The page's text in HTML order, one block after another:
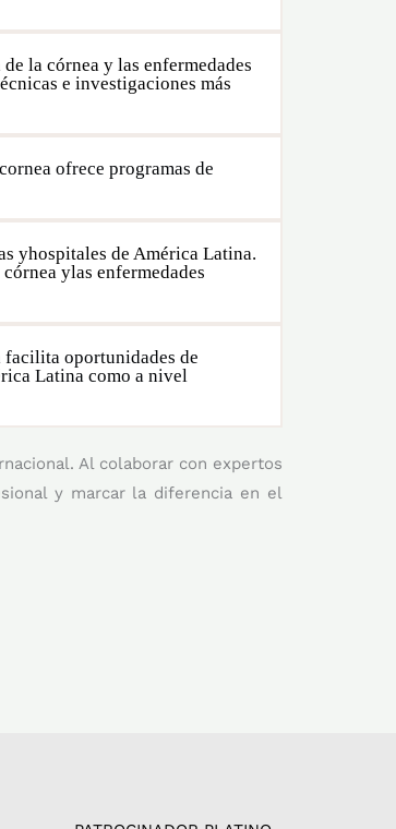
la córnea y las enfermedades
e investigaciones más
ofrece programas de
yhospitales de América Latina.
ylas enfermedades
facilita oportunidades de
Latina como a nivel
Al colaborar con expertos
y marcar la diferencia en el